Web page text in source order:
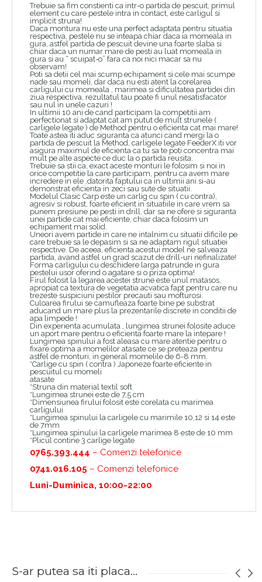
Trebuie sa fim constienti ca intr-o partida de pescuit, primul
element cu care pestele intra in contact, este carligul si
implicit struna!
Daca montura nu este una perfect adaptata pentru situatia
respectiva, pestele nu se inteapa chiar daca ia momeala in
gura, astfel partida de pescuit devine una foarte slaba si
chiar daca un numar mare de pesti au luat momeala in
gura si au “ scuipat-o” fara ca noi nici macar sa nu
observam!
Poti sa detii cel mai scump echipament si cele mai scumpe
nade sau momeli, dar daca nu esti atent la corelarea
carligului cu momeala , marimea si dificultatea partidei din
ziua respectiva, rezultatul tau poate fi unul nesatisfacator
sau nul in unele cazuri !
In ultimii 10 ani de cand participam la competitii am
perfectionat si adaptat cat am putut de mult strunele (
carligele legate ) de Method pentru o eficienta cat mai mare!
Toate astea iti aduc siguranta ca atunci cand mergi la o
partida de pescuit la Method, carligele legate FeederX iti vor
asigura maximul de eficienta ca tu sa te poti concentra mai
mult pe alte aspecte ce duc la o partida reusita.
Trebuie sa stii ca, exact aceste monturi le folosim si noi in
orice competitie la care participam, pentru ca avem mare
incredere in ele ,datorita faptului ca in ultimii ani si-au
demonstrat eficienta in zeci sau sute de situatii.
Modelul Clasic Carp este un carlig cu spin ( cu contra),
agresiv si robust, foarte eficient in situatiile in care vrem sa
punem presiune pe pesti in drill, dar sa ne ofere si siguranta
unei partide cat mai eficiente, chiar daca folosim un
echipament mai solid.
Uneori avem partide in care ne intalnim cu situatii dificile pe
care trebuie sa le depasim si sa ne adaptam rigul situatiei
respective. De aceea, eficienta acestui model ne salveaza
partida, avand astfel un grad scazut de drill-uri nefinalizate!
Forma carligului cu deschidere larga patrunde in gura
pestelui usor oferind o agatare si o priza optima!
Firul folosit la legarea acestei strune este unul matasos,
apropiat ca textura de vegetatia acvatica fapt pentru care nu
trezeste suspiciuni pestilor precauti sau mofturosi.
Culoarea firului se camufleaza foarte bine pe substrat
aducand un mare plus la prezentarile discrete in conditii de
apa limpede !
Din experienta acumulata , lungimea strunei folosite aduce
un aport mare pentru o eficienta foarte mare la intepare !
Lungimea spinului a fost aleasa cu mare atentie pentru o
fixare optima a momelilor atasate ce se preteaza pentru
astfel de monturi, in general momelile de 6-8 mm.
*Carlige cu spin ( contra ) Japoneze foarte eficiente in
pescuitul cu momeli
atasate
*Struna din material textil soft
*Lungimea strunei este de 7,5 cm
*Dimensiunea firului folosit este corelata cu marimea
carligului
*Lungimea spinului la carligele cu marimile 10,12 si 14 este
de 7mm
*Lungimea spinului la carligele marimea 8 este de 10 mm
*Plicul contine 3 carlige legate
0765.393.444 – Comenzi telefonice
0741.016.105 – Comenzi telefonice
Luni-Duminica, 10:00-22:00
S-ar putea sa iti placa...